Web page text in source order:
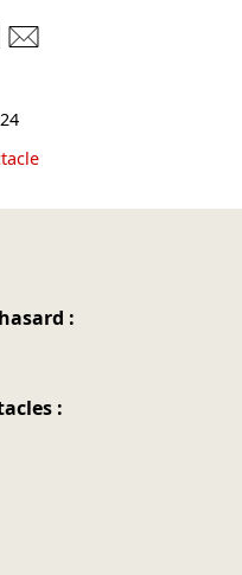
LinkedIn
sur Mastodon
sur Bluesky
Partager sur Facebook
:
: